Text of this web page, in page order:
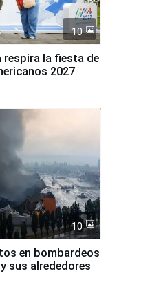
10
respira la fiesta de
2027
10
en bombardeos
sus alrededores